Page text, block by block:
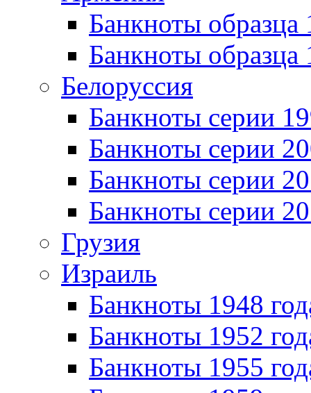
Банкноты образца
Банкноты образца
Белоруссия
Банкноты серии
Банкноты серии
Банкноты серии
Банкноты серии
Грузия
Израиль
Банкноты 1948
Банкноты 1952
Банкноты 1955